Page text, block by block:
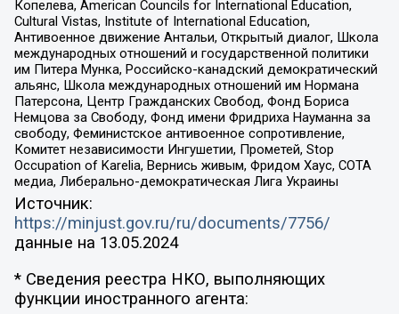
Копелева, American Councils for International Education,
Cultural Vistas, Institute of International Education,
Антивоенное движение Антальи, Открытый диалог, Школа
международных отношений и государственной политики
им Питера Мунка, Российско-канадский демократический
альянс, Школа международных отношений им Нормана
Патерсона, Центр Гражданских Свобод, Фонд Бориса
Немцова за Свободу, Фонд имени Фридриха Науманна за
свободу, Феминистское антивоенное сопротивление,
Комитет независимости Ингушетии, Прометей, Stop
Occupation of Karelia, Вернись живым, Фридом Хаус, СОТА
медиа, Либерально-демократическая Лига Украины
Источник:
https://minjust.gov.ru/ru/documents/7756/
данные на 13.05.2024
* Сведения реестра НКО, выполняющих
функции иностранного агента: